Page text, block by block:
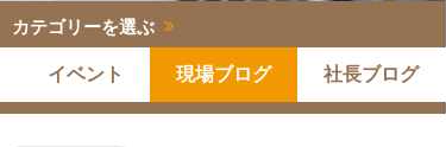
カテゴリーを選ぶ
イベント 現場ブログ 社長ブログ